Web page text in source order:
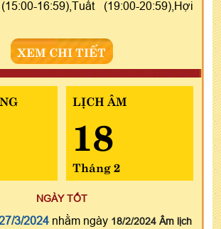
16:59),Tuất (19:00-20:59),Hợi
XEM CHI TIẾT
LỊCH ÂM
18
Tháng 2
NGÀY TỐT
3/2024 nhằm ngày 18/2/2024 Âm lịch